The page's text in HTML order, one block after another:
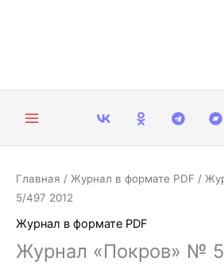
Главная / Журнал в формате PDF /
5/497 2012
Журнал в формате PDF
Журнал «Покров» №
Количество
товара
Журнал
№